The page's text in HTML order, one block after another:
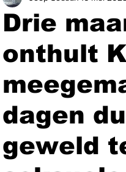
Drie
onthult
dagen
geweld